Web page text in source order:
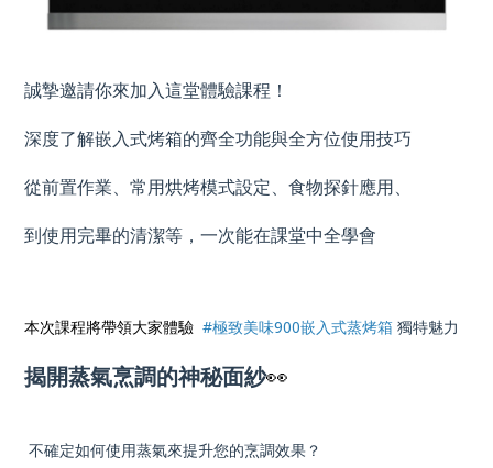
誠摯邀請你來加入這堂體驗課程！
深度了解嵌入式烤箱的齊全功能與全方位使用技巧
從前置作業、常用烘烤模式設定、食物探針應用、
到使用完畢的清潔等，一次能在課堂中全學會
本次課程將帶領大家體驗 #極致美味900嵌入式蒸烤箱獨特魅力
揭開蒸氣烹調的神秘面紗👀
不確定如何使用蒸氣來提升您的烹調效果？